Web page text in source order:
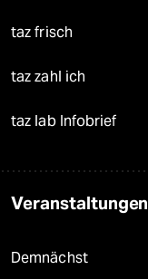
taz frisch
taz zahl ich
taz lab Infobrief
Veranstaltungen
Demnächst